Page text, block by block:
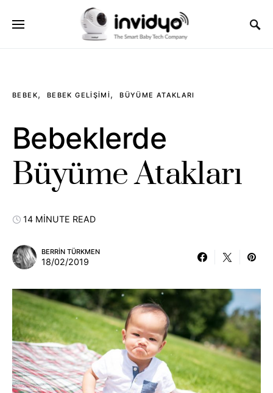
BEBEK BEBEK GELIŞIMI BÜYÜME ATAKLARI
Bebeklerde
Büyüme Atakları
14 MINUTE READ
BERRIN TÜRKMEN
18/02/2019